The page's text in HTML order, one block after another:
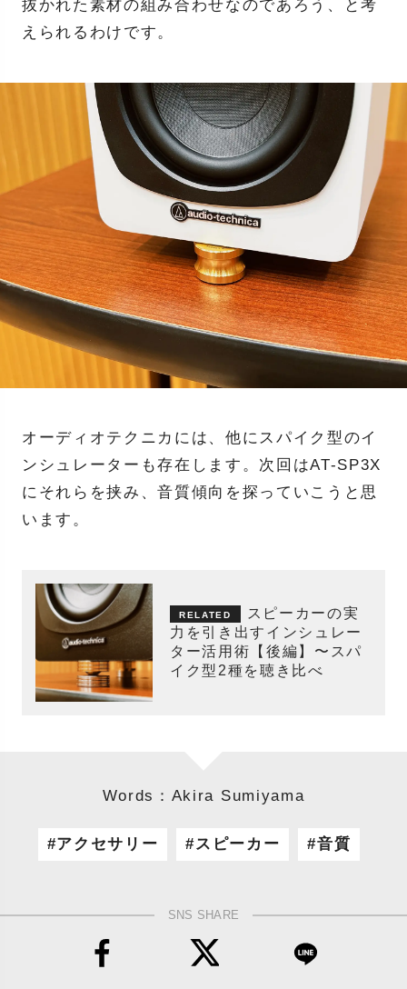
抜かれた素材の組み合わせなのであろう、と考
えられるわけです。
オーディオテクニカには、他にスパイク型のイ
ンシュレーターも存在します。次回はAT-SP3X
にそれらを挟み、音質傾向を探っていこうと思
います。
スピーカーの実
力を引き出すインシュレー
ター活用術【後編】〜スパ
イク型2種を聴き比べ
Words：Akira Sumiyama
アクセサリー スピーカー 音質
SNS SHARE